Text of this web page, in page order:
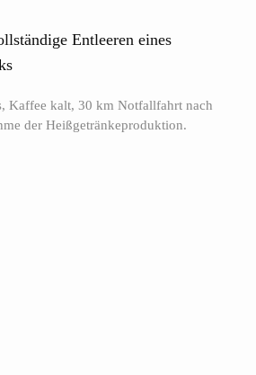
Entleeren eines
Kaffee kalt, 30 km Notfallfahrt nach
der Heißgetränkeproduktion.